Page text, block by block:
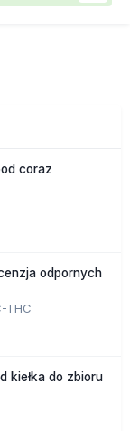
coraz
odpornych
THC
kiełka do zbioru